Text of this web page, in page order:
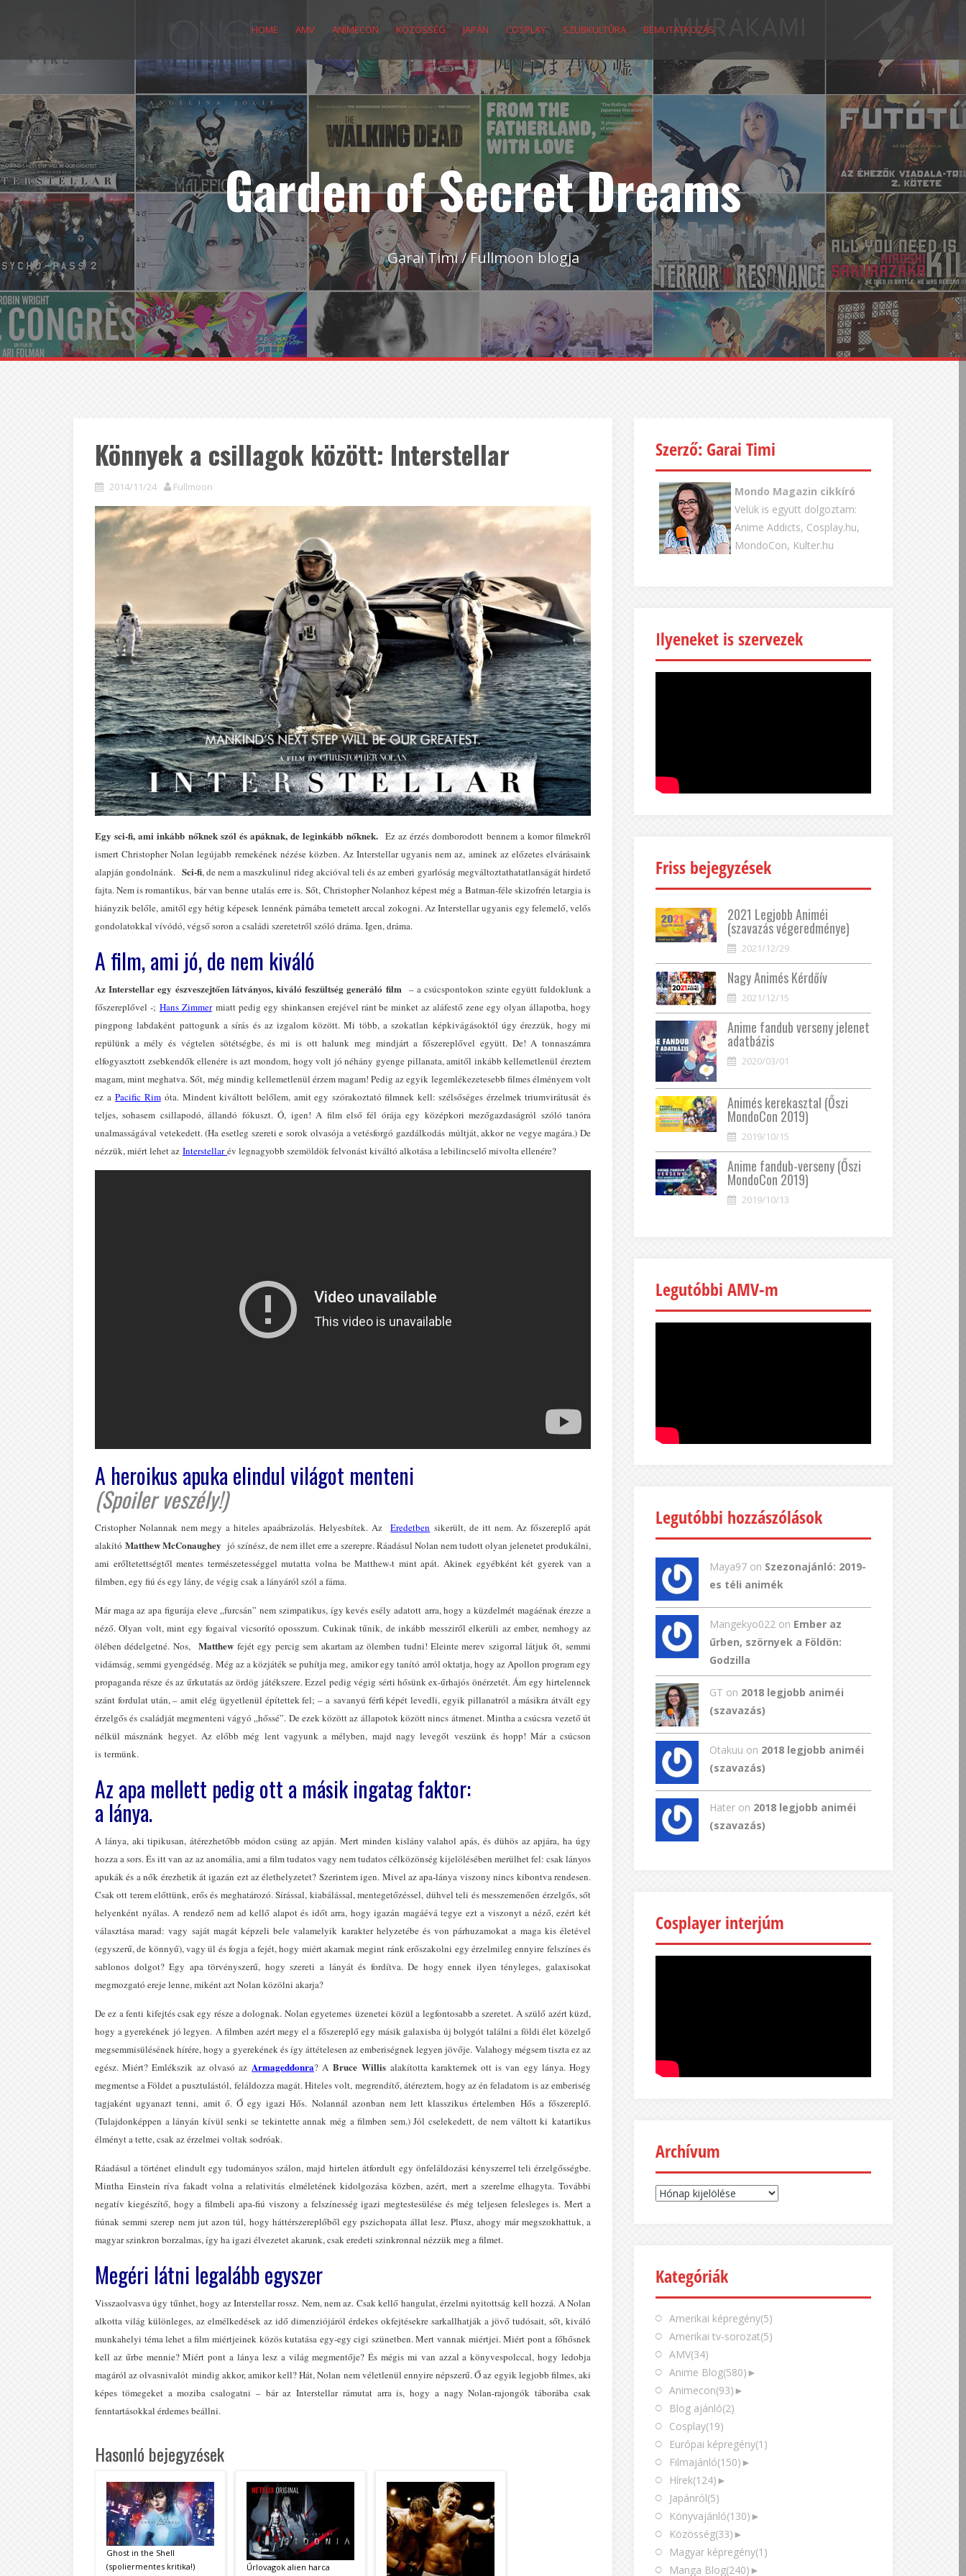
HOME AMV ANIMECON KÖZÖSSÉG JAPÁN COSPLAY SZUBKULTÚRA BEMUTATKOZÁS
Garden of Secret Dreams
Garai Timi / Fullmoon blogja
Könnyek a csillagok között: Interstellar
2014/11/24 Fullmoon
Egy sci-fi, ami inkább nőknek szól és apáknak, de leginkább nőknek.Ez az érzés domborodott bennem a komor filmekről
ismert Christopher Nolan legújabb remekének nézése közben. Az Interstellar ugyanis nem az, aminek az előzetes elvárásaink
alapján gondolnánk. Sci-fi, de nem a maszkulinul rideg akcióval teli és az emberi gyarlóság megváltoztathatatlanságát hirdető
fajta. Nem is romantikus, bár van benne utalás erre is. Sőt, Christopher Nolanhoz képest még a Batman-féle skizofrén letargia is
hiányzik belőle, amitől egy hétig képesek lennénk párnába temetett arccal zokogni. Az Interstellar ugyanis egy felemelő, velős
gondolatokkal vívódó, végső soron a családi szeretetről szóló dráma. Igen, dráma.
A film, ami jó, de nem kiváló
Az Interstellar egy észveszejtően látványos, kiváló feszültség generáló film – a csúcspontokon szinte együtt fuldoklunk a
főszereplővel -; Hans Zimmermiatt pedig egy shinkansen erejével ránt be minket az aláfestő zene egy olyan állapotba, hogy
pingpong labdaként pattogunk a sírás és az izgalom között. Mi több, a szokatlan képkivágásoktól úgy érezzük, hogy mi
repülünk a mély és végtelen sötétségbe, és mi is ott halunk meg mindjárt a főszereplővel együtt. De! A tonnaszámra
elfogyasztott zsebkendők ellenére is azt mondom, hogy volt jó néhány gyenge pillanata, amitől inkább kellemetlenül éreztem
magam, mint meghatva. Sőt, még mindig kellemetlenül érzem magam! Pedig az egyik legemlékezetesebb filmes élményem volt
ez aPacific Rimóta. Mindent kiváltott belőlem, amit egy szórakoztató filmnek kell: szélsőséges érzelmek triumvirátusát és
teljes, sohasem csillapodó, állandó fókuszt. Ó, igen! A film első fél órája egy középkori mezőgazdaságról szóló tanóra
unalmasságával vetekedett. (Ha esetleg szereti e sorok olvasója a vetésforgó gazdálkodás múltját, akkor ne vegye magára.) De
nézzük, miért lehet az Interstellarév legnagyobb szemöldök felvonást kiváltó alkotása a lebilincselő mivolta ellenére?
A heroikus apuka elindul világot menteni
(Spoiler veszély!)
Cristopher Nolannak nem megy a hiteles apaábrázolás. Helyesbítek. Az Eredetben sikerült, de itt nem. Az főszereplő apát
alakító Matthew McConaughey jó színész, de nem illet erre a szerepre. Ráadásul Nolan nem tudott olyan jelenetet produkálni,
ami erőltetettségtől mentes természetességgel mutatta volna be Matthew-t mint apát. Akinek egyébként két gyerek van a
filmben, egy fiú és egy lány, de végig csak a lányáról szól a fáma.
Már maga az apa figurája eleve „furcsán” nem szimpatikus, így kevés esély adatott arra, hogy a küzdelmét magáénak érezze a
néző. Olyan volt, mint egy fogaival vicsorító oposszum. Cukinak tűnik, de inkább messziről elkerüli az ember, nemhogy az
ölében dédelgetné. Nos, Matthewfejét egy percig sem akartam az ölemben tudni! Eleinte merev szigorral látjuk őt, semmi
vidámság, semmi gyengédség. Még az a közjáték se puhítja meg, amikor egy tanító arról oktatja, hogy az Apollon program egy
propaganda része és az űrkutatás az ördög játékszere. Ezzel pedig végig sérti hősünk ex-űrhajós önérzetét. Ám egy hirtelennek
szánt fordulat után, – amit elég ügyetlenül építettek fel; – a savanyú férfi képét levedli, egyik pillanatról a másikra átvált egy
érzelgős és családját megmenteni vágyó „hőssé”. De ezek között az állapotok között nincs átmenet. Mintha a csúcsra vezető út
nélkül másznánk hegyet. Az előbb még lent vagyunk a mélyben, majd nagy levegőt veszünk és hopp! Már a csúcson
is termünk.
Az apa mellett pedig ott a másik ingatag faktor:
a lánya.
A lánya, aki tipikusan, átérezhetőbb módon csüng az apján. Mert minden kislány valahol apás, és dühös az apjára, ha úgy
hozza a sors. És itt van az az anomália, ami a film tudatos vagy nem tudatos célközönség kijelölésében merülhet fel: csak lányos
apukák és a nők érezhetik át igazán ezt az élethelyzetet? Szerintem igen. Mivel az apa-lánya viszony nincs kibontva rendesen.
Csak ott terem előttünk, erős és meghatározó. Sírással, kiabálással, mentegetőzéssel, dühvel teli és messzemenően érzelgős, sőt
helyenként nyálas. A rendező nem ad kellő alapot és időt arra, hogy igazán magáévá tegye ezt a viszonyt a néző, ezért két
választása marad: vagy saját magát képzeli bele valamelyik karakter helyzetébe és von párhuzamokat a maga kis életével
(egyszerű, de könnyű), vagy ül és fogja a fejét, hogy miért akarnak megint ránk erőszakolni egy érzelmileg ennyire felszínes és
sablonos dolgot? Egy apa törvényszerű, hogy szereti a lányát és fordítva. De hogy ennek ilyen tényleges, galaxisokat
megmozgató ereje lenne, miként azt Nolan közölni akarja?
De ez a fenti kifejtés csak egy része a dolognak. Nolan egyetemes üzenetei közül a legfontosabb a szeretet. A szülő azért küzd,
hogy a gyerekének jó legyen. A filmben azért megy el a főszereplő egy másik galaxisba új bolygót találni a földi élet közelgő
megsemmisülésének hírére, hogy a gyerekének és így áttételesen az emberiségnek legyen jövője. Valahogy mégsem tiszta ez az
egész. Miért? Emlékszik az olvasó azArmageddonra? ABruce Willisalakította karakternek ott is van egy lánya. Hogy
megmentse a Földet a pusztulástól, feláldozza magát. Hiteles volt, megrendítő, átéreztem, hogy az én feladatom is az emberiség
tagjaként ugyanazt tenni, amit ő. Ő egy igazi Hős. Nolannál azonban nem lett klasszikus értelemben Hős a főszereplő.
(Tulajdonképpen a lányán kívül senki se tekintette annak még a filmben sem.) Jól cselekedett, de nem váltott ki katartikus
élményt a tette, csak az érzelmei voltak sodróak.
Ráadásul a történet elindult egy tudományos szálon, majd hirtelen átfordult egy önfeláldozási kényszerrel teli érzelgősségbe.
Mintha Einstein ríva fakadt volna a relativitás elméletének kidolgozása közben, azért, mert a szerelme elhagyta. További
negatív kiegészítő, hogy a filmbeli apa-fiú viszony a felszínesség igazi megtestesülése és még teljesen felesleges is. Mert a
fiúnak semmi szerep nem jut azon túl, hogy háttérszereplőből egy pszichopata állat lesz. Plusz, ahogy már megszokhattuk, a
magyar szinkron borzalmas, így ha igazi élvezetet akarunk, csak eredeti szinkronnal nézzük meg a filmet.
Megéri látni legalább egyszer
Visszaolvasva úgy tűnhet, hogy az Interstellar rossz. Nem, nem az. Csak kellő hangulat, érzelmi nyitottság kell hozzá. A Nolan
alkotta világ különleges, az elmélkedések az idő dimenziójáról érdekes okfejtésekre sarkallhatják a jövő tudósait, sőt, kiváló
munkahelyi téma lehet a film miértjeinek közös kutatása egy-egy cigi szünetben. Mert vannak miértjei. Miért pont a főhősnek
kell az űrbe mennie? Miért pont a lánya lesz a világ megmentője? És mégis mi van azzal a könyvespolccal, hogy ledobja
magáról az olvasnivalót mindig akkor, amikor kell? Hát, Nolan nem véletlenül ennyire népszerű. Ő az egyik legjobb filmes, aki
képes tömegeket a moziba csalogatni – bár az Interstellar rámutat arra is, hogy a nagy Nolan-rajongók táborába csak
fenntartásokkal érdemes beállni.
Hasonló bejegyzések
Ghost in the Shell
(spoliermentes kritika!)
Űrlovagok alien harca
Szerző: Garai Timi
Mondo Magazin cikkíró
Velük is együtt dolgoztam:
Anime Addicts, Cosplay.hu,
MondoCon, Kulter.hu
Ilyeneket is szervezek
Friss bejegyzések
2021 Legjobb Animéi
(szavazás végeredménye)
2021/12/29
Nagy Animés Kérdőív
2021/12/15
Anime fandub verseny jelenet
adatbázis
2020/03/01
Animés kerekasztal (Őszi
MondoCon 2019)
2019/10/15
Anime fandub-verseny (Őszi
MondoCon 2019)
2019/10/13
Legutóbbi AMV-m
Legutóbbi hozzászólások
Maya97 on Szezonajánló: 2019-
es téli animék
Mangekyo022 on Ember az
űrben, szörnyek a Földön:
Godzilla
GT on 2018 legjobb animéi
(szavazás)
Otakuu on 2018 legjobb animéi
(szavazás)
Hater on 2018 legjobb animéi
(szavazás)
Cosplayer interjúm
Archívum
Archívum
Kategóriák
Amerikai képregény(5)
Amerikai tv-sorozat(5)
AMV(34)
Anime Blog(580) ►
Animecon(93) ►
Blog ajánló(2)
Cosplay(19)
Európai képregény(1)
Filmajánló(150) ►
Hírek(124) ►
Japánról(5)
Könyvajánló(130) ►
Közösség(33) ►
Magyar képregény(1)
Manga Blog(240) ►